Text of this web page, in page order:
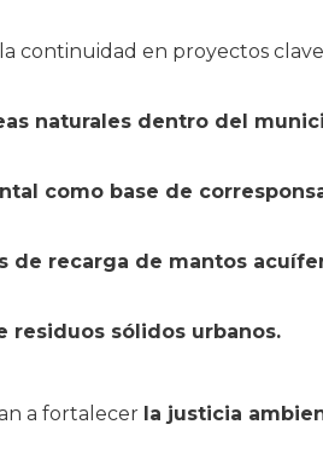
continuidad en proyectos
naturales dentro del
como base de
de recarga de mantos
residuos sólidos urbanos.
a fortalecer la justicia